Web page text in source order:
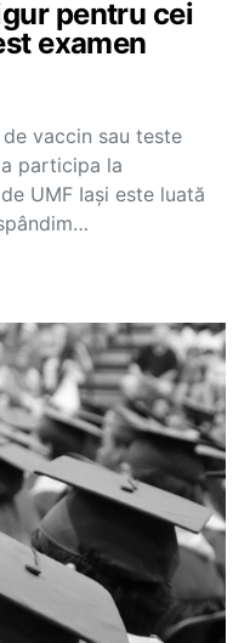
pentru cei
examen
vaccin sau teste
participa la
UMF Iași este luată